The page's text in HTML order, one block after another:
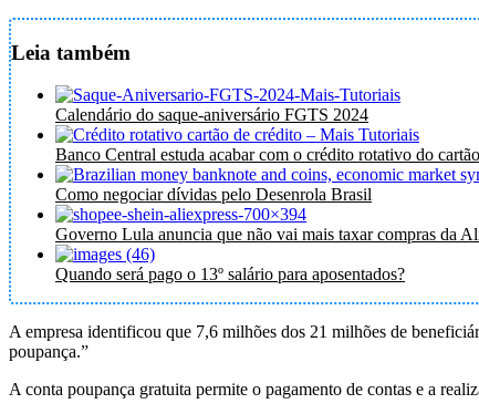
Leia também
Calendário do saque-aniversário FGTS 2024
Banco Central estuda acabar com o crédito rotativo do
Como negociar dívidas pelo Desenrola Brasil
Governo Lula anuncia que não vai mais taxar compras da
Quando será pago o 13º salário para aposentados?
A empresa identificou que 7,6 milhões dos 21 milhões de
poupança.”
A conta poupança gratuita permite o pagamento de contas e a